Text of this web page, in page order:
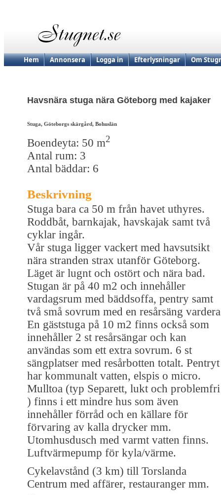
Hem Annonsera Logga in Efterlysningar Om
Havsnära stuga nära Göteborg med kajaker
Stuga, Göteborgs skärgård, Bohuslän
Boendeyta: 50 m2
Antal rum: 3
Antal bäddar: 6
Beskrivning
Stuga bara ca 50 m från havet uthyres.
Roddbåt, barnkajak, havskajak samt två
cyklar ingår.
Vår stuga ligger vackert med havsutsikt
nära stranden strax utanför Göteborg.
Läget är lugnt och ostört och nära bad.
Stugan är på 40 m2 och innehåller
vardagsrum med bäddsoffa, pentry samt
två små sovrum med en resårsäng
En gäststuga på 10 m2 finns också som
innehåller 2 st resårsängar och kan
användas som ett extra sovrum. 6 st
sängplatser med resårbotten totalt. Pentryt
har kommunalt vatten, elspis o micro.
Mulltoa (typ Separett, lukt och problemfri
) finns i ett mindre hus som även
innehåller förråd och en källare för
förvaring av kalla drycker mm.
Utomhusdusch med varmt vatten finns.
Luftvärmepump för kyla/värme.
Cykelavstånd (3 km) till Torslanda
Centrum med affärer, restauranger mm.